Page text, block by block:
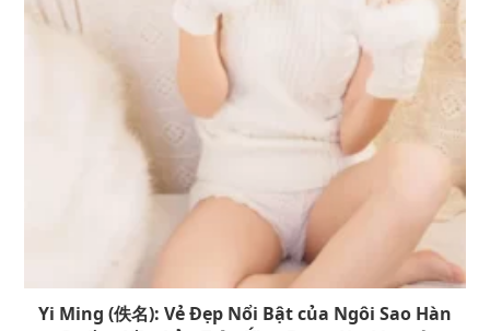
Yi Ming (佚名): Vẻ Đẹp Nổi Bật của Ngôi Sao Hàn